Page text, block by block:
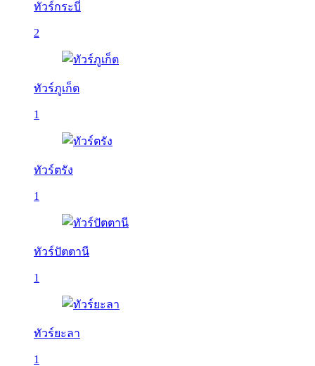
ทัวร์กระบี่
2
ทัวร์ภูเก็ต
1
ทัวร์ตรัง
1
ทัวร์ปัตตานี
1
ทัวร์ยะลา
1